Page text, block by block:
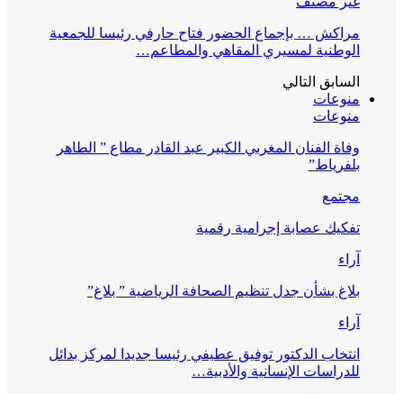
مراكش … بإجماع الحضور فتاح حارفي رئيسا للجمعية
الوطنية لمسيري المقاهي والمطاعم…
السابق التالي
منوعات
منوعات
وفاة الفنان المغربي الكبير عبد القادر مطاع ” الطاهر
بلفرياط”
مجتمع
تفكيك عصابة إجرامية رقمية
آراء
بلاغ بشأن جدل تنظيم الصحافة الرياضية ” بلاغ”
آراء
انتخاب الدكتور توفيق عطيفي رئيسا جديدا لمركز بدائل
للدراسات الإنسانية والأدبية…